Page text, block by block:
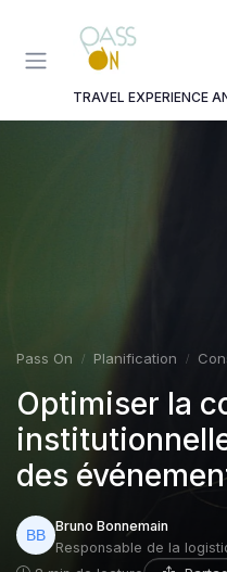
TRAVEL EXPERIENCE
Pass On Planification
Optimiser la
des
Bruno Bonnemain
Responsable de la